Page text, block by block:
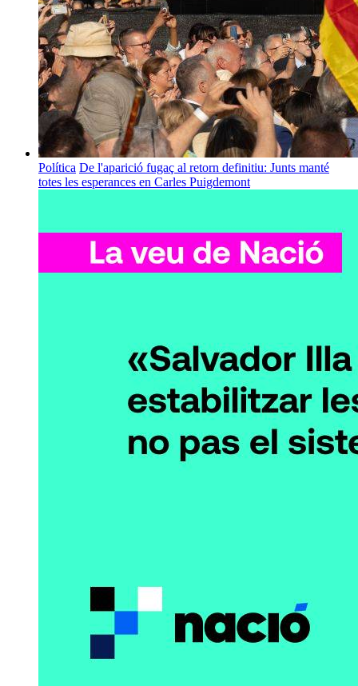
Política De l'aparició fugaç al retorn definitiu: Junts manté
totes les esperances en Carles Puigdemont